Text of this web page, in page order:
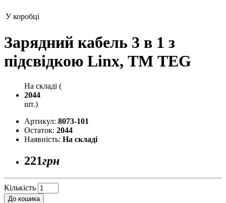
У коробці
Зарядний кабель 3 в 1 з
підсвідкою Linx, ТМ TEG
На складі (
2044
шт.)
Артикул: 8073-101
Остаток: 2044
Наявність: На складі
221грн
Кількість
До кошика